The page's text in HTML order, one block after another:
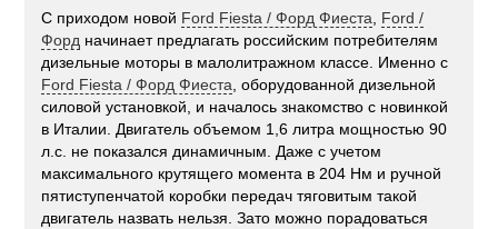
С приходом новой Ford Fiesta / Форд Фиеста
Ford /
Форд начинает предлагать российским потребителям
дизельные моторы в малолитражном классе. Именно с
Ford Fiesta / Форд Фиеста , оборудованной дизельной
силовой установкой, и началось знакомство с новинкой
в Италии. Двигатель объемом 1,6 литра мощностью 90
л.с. не показался динамичным. Даже с учетом
максимального крутящего момента в 204 Нм и ручной
пятиступенчатой коробки передач тяговитым такой
двигатель назвать нельзя. Зато можно порадоваться